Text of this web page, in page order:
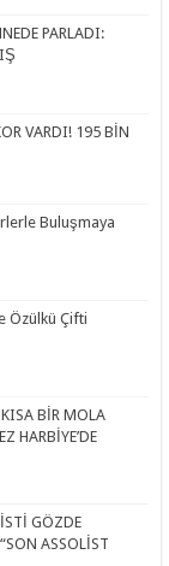
PARLADI:
VARDI! 195 BİN
Buluşmaya
Özülkü Çifti
KISA BİR MOLA
HARBİYE’DE
GÖZDE
ASSOLİST